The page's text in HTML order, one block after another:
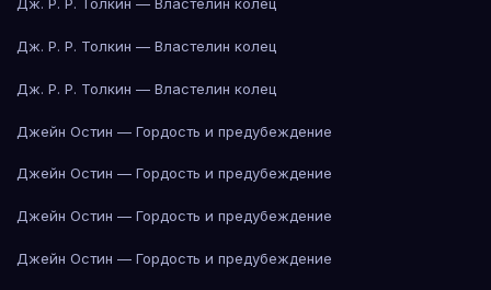
Дж. Р. Р. Толкин — Властелин колец
Дж. Р. Р. Толкин — Властелин колец
Дж. Р. Р. Толкин — Властелин колец
Джейн Остин — Гордость и предубеждение
Джейн Остин — Гордость и предубеждение
Джейн Остин — Гордость и предубеждение
Джейн Остин — Гордость и предубеждение